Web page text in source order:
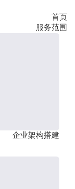
首页
服务范围
企业架构搭建